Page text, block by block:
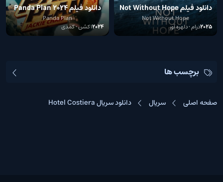
دانلود فیلم Not Without Hope
2025
Not Without Hope
2025درام • دلهره آور
دانلود فیلم Panda Plan 2024
Panda Plan
2024اکشن • کمدی
برچسب ها
صفحه اصلی سریال دانلود سریال Hotel Costiera